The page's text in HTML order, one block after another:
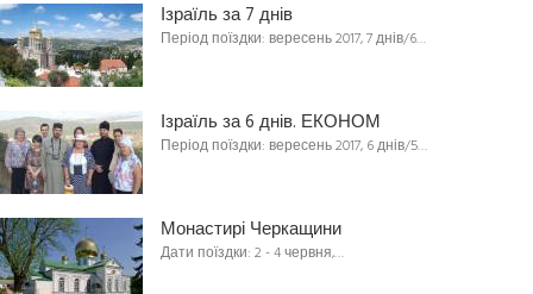
Ізраїль за 7 днів
Період поїздки: вересень 2017, 7 днів/6…
Ізраїль за 6 днів. ЕКОНОМ
Період поїздки: вересень 2017, 6 днів/5…
Монастирі Черкащини
Дати поїздки: 2 - 4 червня,…